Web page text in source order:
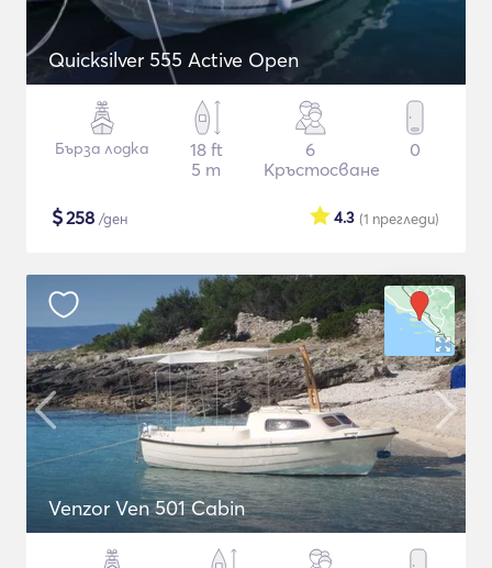
Quicksilver 555 Active Open
Бърза лодка
18 ft
5 m
6
Кръстосване
0
$258 /ден (1 прегледи)
4.3
Venzor Ven 501 Cabin